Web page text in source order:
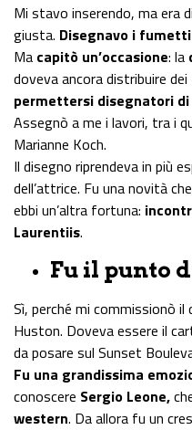
Mi stavo inserendo, ma era
giusta. Disegnavo i
Ma capitò un’occasione: la
doveva ancora distribuire
permettersi disegnatori
Assegnò a me i lavori, tra i
Marianne Koch.
Il disegno riprendeva in più
dell’attrice. Fu una novità
ebbi un’altra fortuna:
Laurentiis.
Fu il punto
Sì, perché mi commissionò il
Huston. Doveva essere il
da posare sul Sunset
Fu una grandissima
conoscere Sergio Leone,
western. Da allora fu un